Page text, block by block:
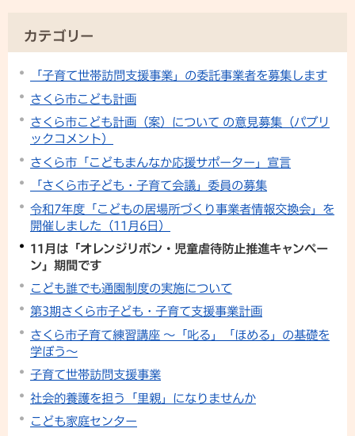
カテゴリー
「子育て世帯訪問支援事業」の委託事業者を募集します
さくら市こども計画
さくら市こども計画（案）について の意見募集（パブリ
ックコメント）
さくら市「こどもまんなか応援サポーター」宣言
「さくら市子ども・子育て会議」委員の募集
令和7年度「こどもの居場所づくり事業者情報交換会」を
開催しました（11月6日）
11月は「オレンジリボン・児童虐待防止推進キャンペー
ン」期間です
こども誰でも通園制度の実施について
第3期さくら市子ども・子育て支援事業計画
さくら市子育て練習講座 ～「叱る」「ほめる」の基礎を
学ぼう～
子育て世帯訪問支援事業
社会的養護を担う「里親」になりませんか
こども家庭センター